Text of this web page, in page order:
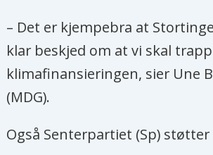
– Det er kjempebra at
klar beskjed om at vi skal
klimafinansieringen, sier Une
(MDG).
Også Senterpartiet (Sp)